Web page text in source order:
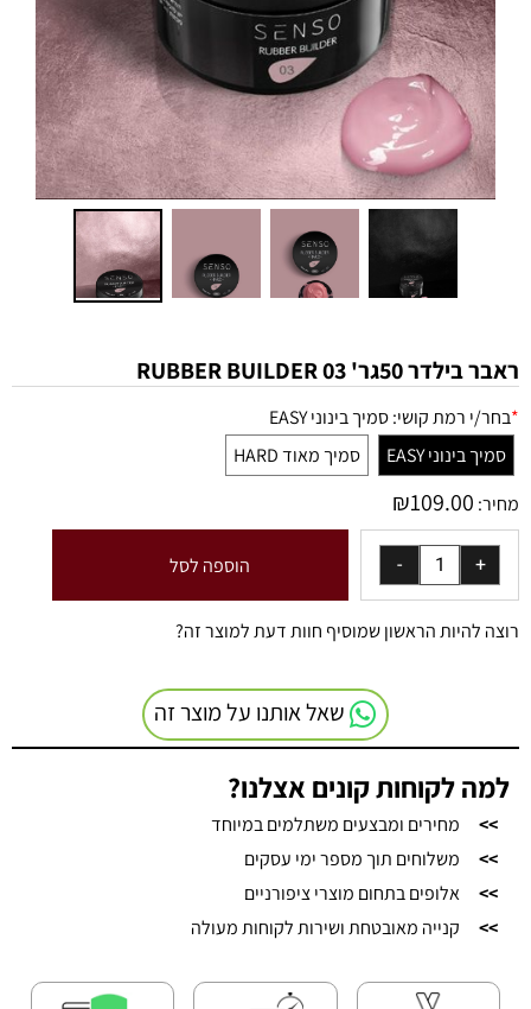
ראבר בילדר 50גר' 03 RUBBER BUILDER
*בחר/י רמת קושי:סמיך בינוני EASY
סמיך בינוני EASY
סמיך מאוד HARD
מחיר:
₪109.00
הוספה לסל
רוצה להיות הראשון שמוסיף חוות דעת למוצר זה?
שאל אותנו על מוצר זה
למה לקוחות קונים אצלנו?
>>
מחירים ומבצעים משתלמים במיוחד
>>
משלוחים תוך מספר ימי עסקים
>>
אלופים בתחום מוצרי ציפורניים
>>
קנייה מאובטחת ושירות לקוחות מעולה